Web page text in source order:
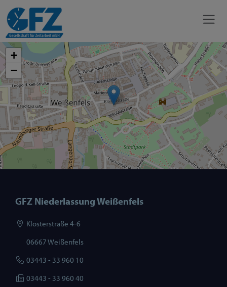
+
−
GFZ Niederlassung Weißenfels
Klosterstraße 4-6
06667 Weißenfels
03443 - ­33 960 10
03443 - 33 960 40